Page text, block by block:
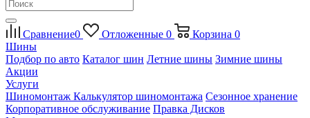
Сравнение0 Отложенные 0 Корзина 0
Шины
Подбор по авто Каталог шин Летние шины Зимние шины
Акции
Услуги
Шиномонтаж Калькулятор шиномонтажа Сезонное хранение
Корпоративное обслуживание Правка Дисков